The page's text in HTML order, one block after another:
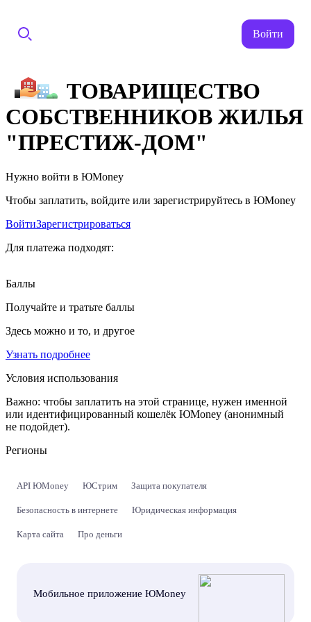
Войти
ТОВАРИЩЕСТВО
СОБСТВЕННИКОВ ЖИЛЬЯ
"ПРЕСТИЖ-ДОМ"
Нужно войти в ЮMoney
Чтобы заплатить, войдите или зарегистрируйтесь в ЮMoney
ВойтиЗарегистрироваться
Для платежа подходят:
Баллы
Получайте и тратьте баллы
Здесь можно и то, и другое
Узнать подробнее
Условия использования
Важно: чтобы заплатить на этой странице, нужен именной
или идентифицированный кошелёк ЮMoney (анонимный
не подойдет).
Регионы
API ЮMoney ЮСтрим Защита покупателя
Безопасность в интернете Юридическая информация
Карта сайта Про деньги
Мобильное приложение ЮMoney